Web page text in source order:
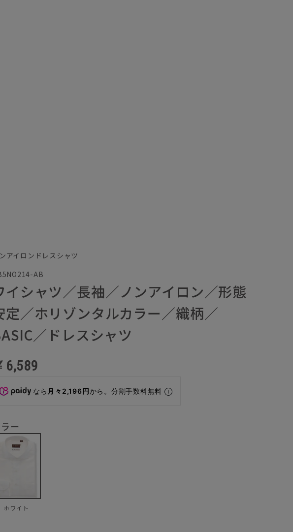
アイロンドレスシャツ
AB
イシャツ／長袖／ノンアイロン／形態
定／ホリゾンタルカラー／織柄／
／ドレスシャツ
6,589
なら 月々2,196円から。分割手数料無料
ー
ホワイト